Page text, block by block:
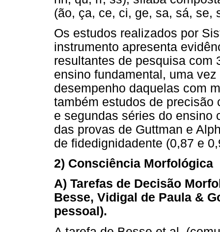
(ão, ça, ce, ci, ge, sa, sá, se,
Os estudos realizados por
instrumento apresenta
resultantes de pesquisa com
ensino fundamental, uma
desempenho daquelas com
também estudos de precisão
e segundas séries do ensino
das provas de Guttman e
de fidedignidadente (0,87 e
2) Consciência Morfológica
A) Tarefas de Decisão
Besse, Vidigal de Paula &
pessoal).